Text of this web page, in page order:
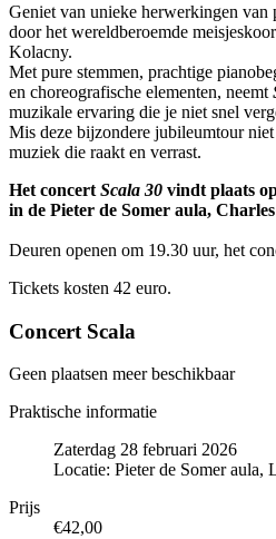
Geniet van unieke herwerkingen van
door het wereldberoemde
Kolacny.
Met pure stemmen, prachtige
en choreografische elementen, neemt
muzikale ervaring die je niet snel
Mis deze bijzondere jubileumtour
muziek die raakt en verrast.
Het concert Scala 30 vindt plaats
in de Pieter de Somer aula,
Deuren openen om 19.30 uur, het
Tickets kosten 42 euro.
Concert Scala
Geen plaatsen meer beschikbaar
Praktische informatie
Zaterdag 28 februari 2026
Locatie: Pieter de Somer aula,
Prijs
€42,00